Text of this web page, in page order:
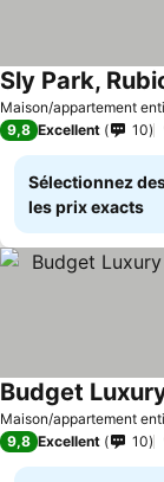
Maison/appartement
Consulter les prix
9,8 Excellent 10
Sélectionnez
les prix exacts
Maison/appartement
Consulter les prix
9,8 Excellent 10